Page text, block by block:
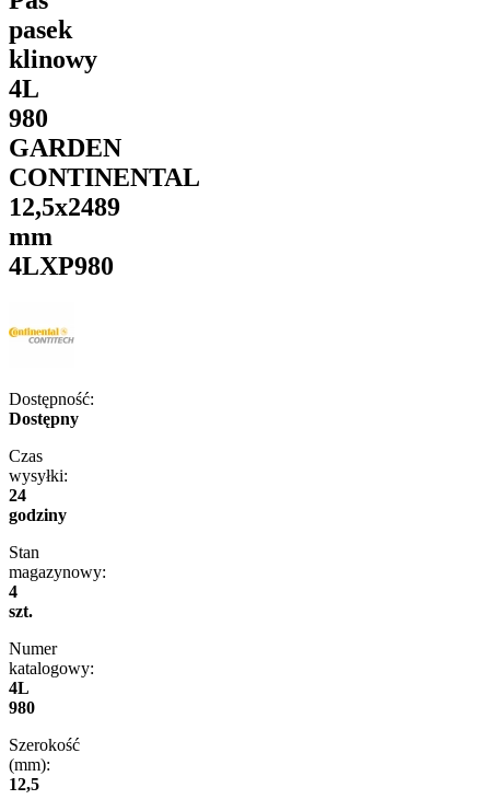
pasek
klinowy
4L
980
GARDEN
CONTINENTAL
12,5x2489
mm
4LXP980
Dostępność:
Dostępny
Czas
wysyłki:
24
godziny
Stan
magazynowy:
4
szt.
Numer
katalogowy:
4L
980
Szerokość
(mm):
12,5